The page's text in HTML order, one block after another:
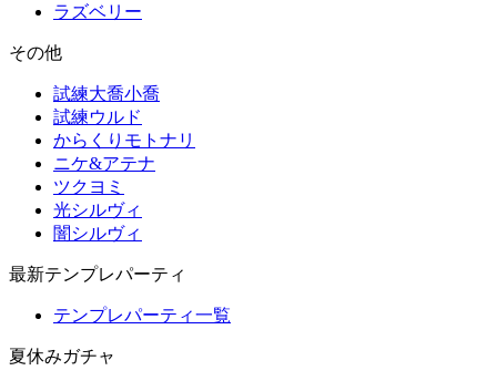
ラズベリー
その他
試練大喬小喬
試練ウルド
からくりモトナリ
ニケ&アテナ
ツクヨミ
光シルヴィ
闇シルヴィ
最新テンプレパーティ
テンプレパーティ一覧
夏休みガチャ